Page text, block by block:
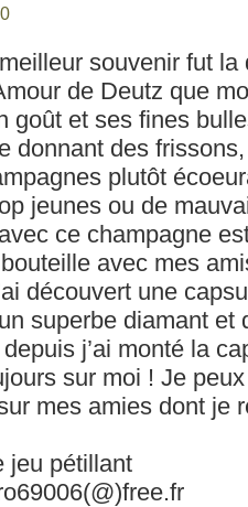
souvenir fut la
de Deutz que
goût et ses fines
donnant des frissons,
plutôt
jeunes ou de
ce champagne
avec mes
découvert une
superbe diamant et
j’ai monté la
sur moi ! Je
mes amies dont je
jeu pétillant